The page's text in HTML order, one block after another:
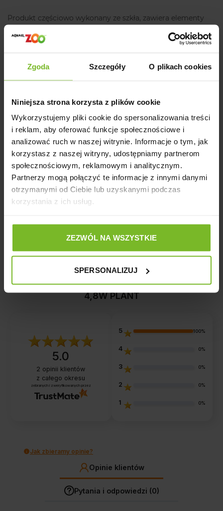
Zgoda Szczegóły O plikach cookies
Niniejsza strona korzysta z plików cookie
Wykorzystujemy pliki cookie do spersonalizowania treści
i reklam, aby oferować funkcje społecznościowe i
analizować ruch w naszej witrynie. Informacje o tym, jak
korzystasz z naszej witryny, udostępniamy partnerom
społecznościowym, reklamowym i analitycznym.
Partnerzy mogą połączyć te informacje z innymi danymi
otrzymanymi od Ciebie lub uzyskanymi podczas
korzystania z ich usług.
ZEZWÓL NA WSZYSTKIE
SPERSONALIZUJ
Produkt częściowo wykonany ze szkła, zawiera elementy
Nazwa
Moc
4,8 W
Temperatura barwowa
9000 K
Tryb D&N nie
Wymiary produktu 284x62x32 MM
Szczegóły produktu
Opinie
Opinie o produkcie: AQUAEL LEDDY TUBE
4,8W PLANT
5.0
2 opinii klientów
z całego okresu
zebranych i zweryfikowanych przez
5 100%
4 0%
3 0%
2 0%
1 0%
Jak zbieramy opinie?
Opinie klientów
Pytania i odpowiedzi (0)